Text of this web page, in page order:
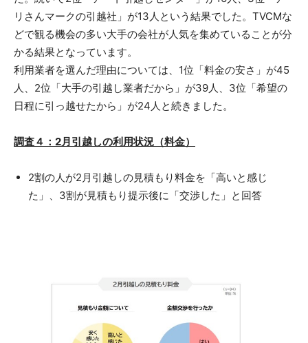
リさんマークの引越社」が13人という結果でした。TVCMな
どで観る機会の多い大手の会社が人気を集めていることが分
かる結果となっています。
利用業者を選んだ理由については、1位「料金の安さ」が45
人、2位「大手の引越し業者だから」が39人、3位「希望の
日程に引っ越せたから」が24人と続きました。
調査４：2月引越しの利用状況（料金）
2割の人が2月引越しの見積もり料金を「高いと感じ
た」、3割が見積もり提示後に「交渉した」と回答